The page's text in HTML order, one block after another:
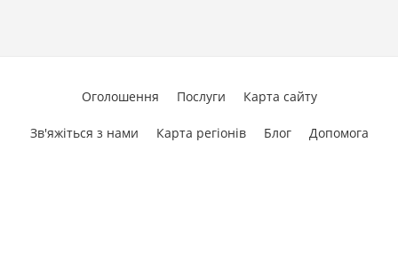
Оголошення Послуги Карта сайту
Зв'яжіться з нами Карта регіонів Блог Допомога